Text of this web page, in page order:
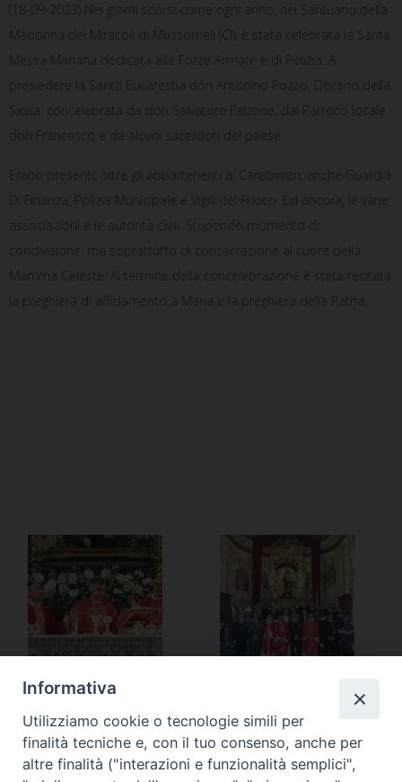
(18-09-2023) Nei giorni scorsi come ogni anno, nel Santuario della
Madonna dei Miracoli di Mussomeli (Cl), è stata celebrata la Santa
Messa Mariana dedicata alle Forze Armate e di Polizia. A
presiedere la Santa Eucarestia don Antonino Pozzo, Decano della
Sicilia, concelebrata da don Salvatore Falzone, dal Parroco locale
don Francesco e da alcuni sacerdoti del paese.
Erano presenti, oltre gli appartenenti ai Carabinieri, anche Guardia
Di Finanza, Polizia Municipale e Vigili del Fuoco. Ed ancora, le varie
associazioni e le autorità civili. Stupendo momento di
condivisione, ma soprattutto di consacrazione al cuore della
Mamma Celeste. Al termine della concelebrazione è stata recitata
la preghiera di affidamento a Maria e la preghiera della Patria.
Informativa
Utilizziamo cookie o tecnologie simili per
finalità tecniche e, con il tuo consenso, anche per
altre finalità ("interazioni e funzionalità semplici",